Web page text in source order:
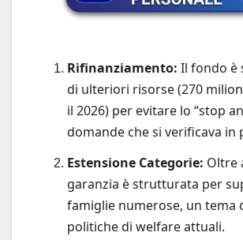
Rifinanziamento: Il fondo è
di ulteriori risorse (270
il 2026) per evitare lo “stop
domande che si verificava in
Estensione Categorie: Oltre
garanzia è strutturata per
famiglie numerose, un tema
politiche di welfare attuali.